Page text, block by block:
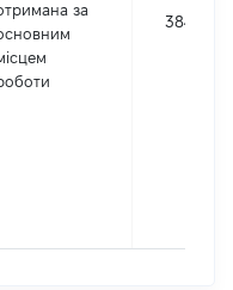
за
38400